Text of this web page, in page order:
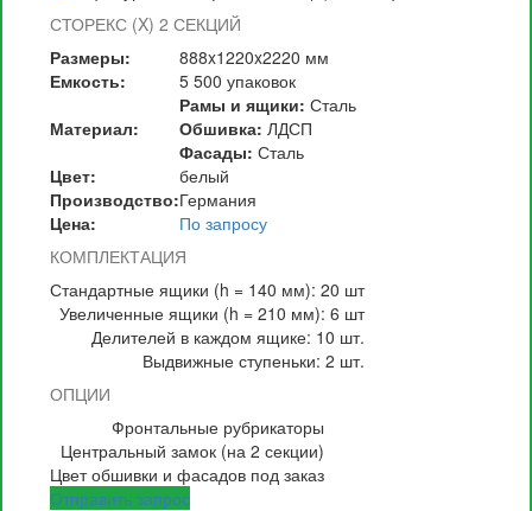
СТОРЕКС (X) 2 СЕКЦИЙ
Размеры:
888x1220x2220 мм
Емкость:
5 500 упаковок
Материал:
Рамы и ящики: Сталь
Обшивка: ЛДСП
Фасады: Сталь
Цвет:
белый
Производство:Германия
Цена:
По запросу
КОМПЛЕКТАЦИЯ
Стандартные ящики (h = 140 мм): 20 шт
Увеличенные ящики (h = 210 мм): 6 шт
Делителей в каждом ящике: 10 шт.
Выдвижные ступеньки: 2 шт.
ОПЦИИ
Фронтальные рубрикаторы
Центральный замок (на 2 секции)
Цвет обшивки и фасадов под заказ
Отправить запрос